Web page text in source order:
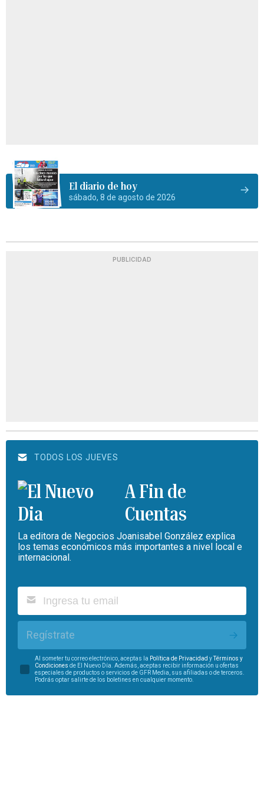
El diario de hoy
sábado, 8 de agosto de 2026
PUBLICIDAD
TODOS LOS JUEVES
A Fin de
Cuentas
La editora de Negocios Joanisabel González explica
los temas económicos más importantes a nivel local e
internacional.
Regístrate
Al someter tu correo electrónico, aceptas la Política de Privacidad y
Términos y
Condiciones de El Nuevo Día. Además, aceptas recibir información u ofertas
especiales de productos o servicios de GFR Media, sus afiliadas o de terceros.
Podrás optar salirte de los boletines en cualquier momento.